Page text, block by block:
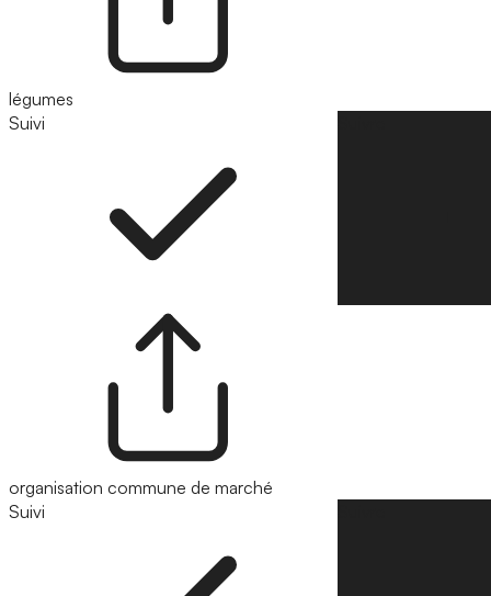
légumes
Suivi
organisation commune de marché
Suivi